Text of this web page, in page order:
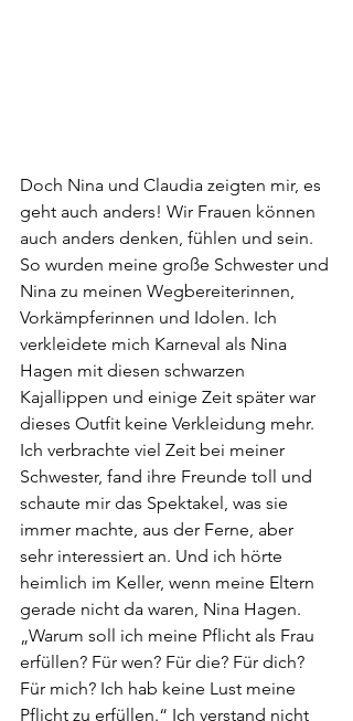
Doch Nina und Claudia zeigten mir, es
geht auch anders! Wir Frauen können
auch anders denken, fühlen und sein.
So wurden meine große Schwester und
Nina zu meinen Wegbereiterinnen,
Vorkämpferinnen und Idolen. Ich
verkleidete mich Karneval als Nina
Hagen mit diesen schwarzen
Kajallippen und einige Zeit später war
dieses Outfit keine Verkleidung mehr.
Ich verbrachte viel Zeit bei meiner
Schwester, fand ihre Freunde toll und
schaute mir das Spektakel, was sie
immer machte, aus der Ferne, aber
sehr interessiert an. Und ich hörte
heimlich im Keller, wenn meine Eltern
gerade nicht da waren, Nina Hagen.
„Warum soll ich meine Pflicht als Frau
erfüllen? Für wen? Für die? Für dich?
Für mich? Ich hab keine Lust meine
Pflicht zu erfüllen.“ Ich verstand nicht